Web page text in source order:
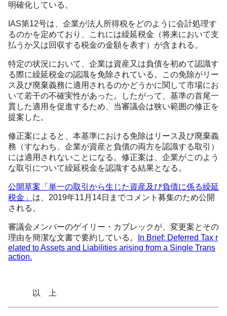
明確化している。
IAS第12号は、企業が法人所得税をどのように会計処理す
るのかを定めており、これには繰延税金（将来において支
払うか又は回収する税金の金額を表す）が含まれる。
特定の状況において、企業は資産又は負債を初めて認識す
る際に繰延税金の認識を免除されている。この免除がリー
ス及び廃棄義務に適用されるのかどうかに関して市場にお
いて若干の不確実性があった。したがって、基準の首尾一
貫した適用を促進するため、当審議会は狭い範囲の修正を
提案した。
修正案によると、本基準における免除はリース及び廃棄義
務（すなわち、企業が資産と負債の両方を認識する取引）
には適用されないことになる。修正案は、企業がこのよう
な取引について繰延税金を認識する結果となる。
公開草案「単一の取引から生じた資産及び負債に係る繰延
税金」 は、2019年11月14日までコメント募集のため公開
される。
審議会メンバーのゲイリー・カブレックが、変更案とその
理由を簡潔な文書で要約している。
In Brief: Deferred Tax r
elated to Assets and Liabilities arising from a Single Trans
action.
以 上